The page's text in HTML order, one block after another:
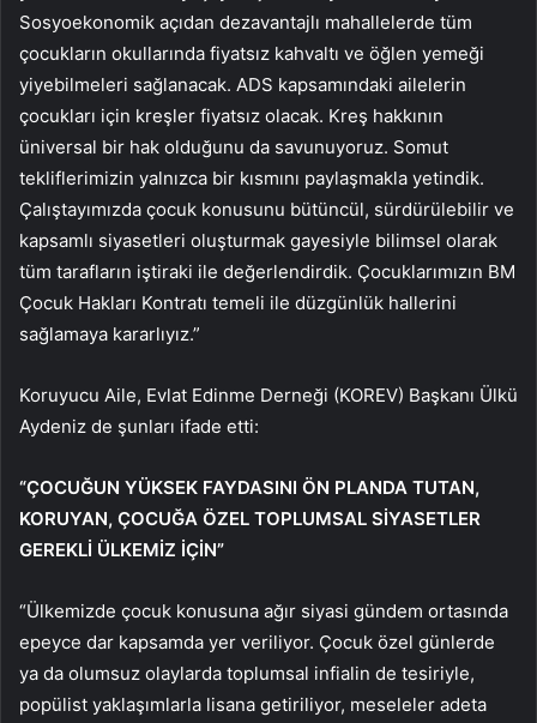
Sosyoekonomik açıdan dezavantajlı mahallelerde tüm
çocukların okullarında fiyatsız kahvaltı ve öğlen yemeği
yiyebilmeleri sağlanacak. ADS kapsamındaki ailelerin
çocukları için kreşler fiyatsız olacak. Kreş hakkının
üniversal bir hak olduğunu da savunuyoruz. Somut
tekliflerimizin yalnızca bir kısmını paylaşmakla yetindik.
Çalıştayımızda çocuk konusunu bütüncül, sürdürülebilir ve
kapsamlı siyasetleri oluşturmak gayesiyle bilimsel olarak
tüm tarafların iştiraki ile değerlendirdik. Çocuklarımızın BM
Çocuk Hakları Kontratı temeli ile düzgünlük hallerini
sağlamaya kararlıyız.”
Koruyucu Aile, Evlat Edinme Derneği (KOREV) Başkanı Ülkü
Aydeniz de şunları ifade etti:
“ÇOCUĞUN YÜKSEK FAYDASINI ÖN PLANDA TUTAN,
KORUYAN, ÇOCUĞA ÖZEL TOPLUMSAL SİYASETLER
GEREKLİ ÜLKEMİZ İÇİN”
“Ülkemizde çocuk konusuna ağır siyasi gündem ortasında
epeyce dar kapsamda yer veriliyor. Çocuk özel günlerde
ya da olumsuz olaylarda toplumsal infialin de tesiriyle,
popülist yaklaşımlarla lisana getiriliyor, meseleler adeta